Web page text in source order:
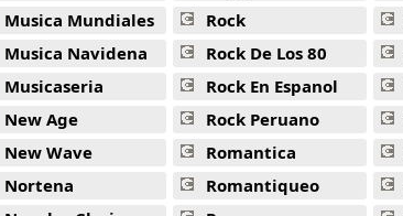
Musica Mundiales
Musica Navidena
Musicaseria
New Age
New Wave
Nortena
Rock
Rock De Los 80
Rock En Espanol
Rock Peruano
Romantica
Romantiqueo